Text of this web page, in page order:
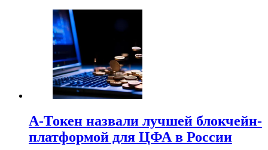
А-Токен назвали лучшей блокчейн-
платформой для ЦФА в России